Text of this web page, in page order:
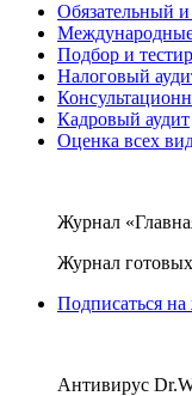
Обязательный
Международные
Подбор и
Налоговый
Кадровый аудит
Оценка всех
Журнал
Журнал
Подписаться
Антивирус